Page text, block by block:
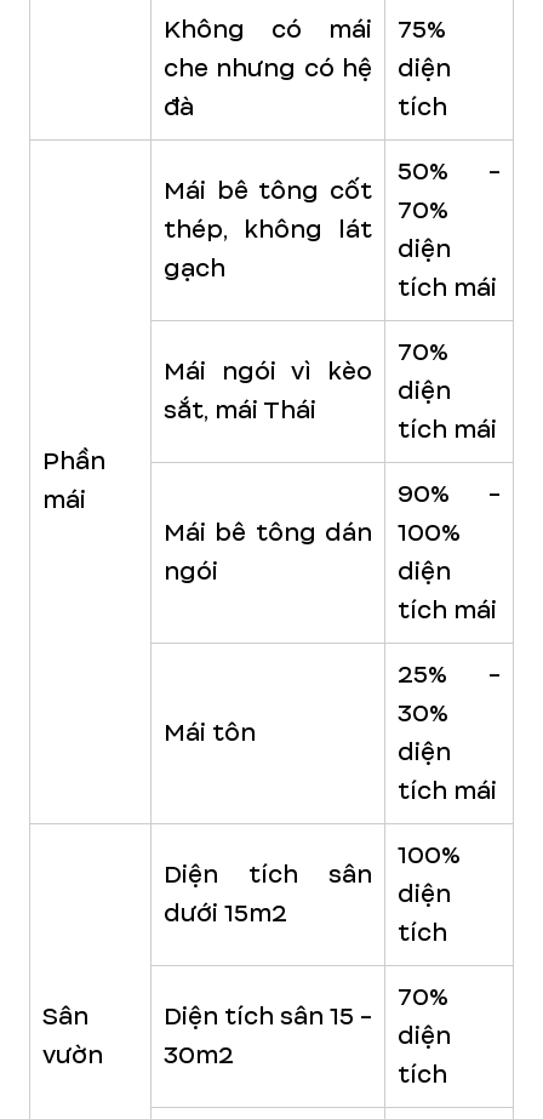
Không có mái
che nhưng có hệ
đà
75%
diện
tích
Phần
mái
Mái bê tông cốt
thép, không lát
gạch
50% -
70%
diện
tích mái
Mái ngói vì kèo
sắt, mái Thái
70%
diện
tích mái
Mái bê tông dán
ngói
90% -
100%
diện
tích mái
Mái tôn
25% -
30%
diện
tích mái
Sân
vườn
Diện tích sân
dưới 15m2
100%
diện
tích
Diện tích sân 15 -
30m2
70%
diện
tích